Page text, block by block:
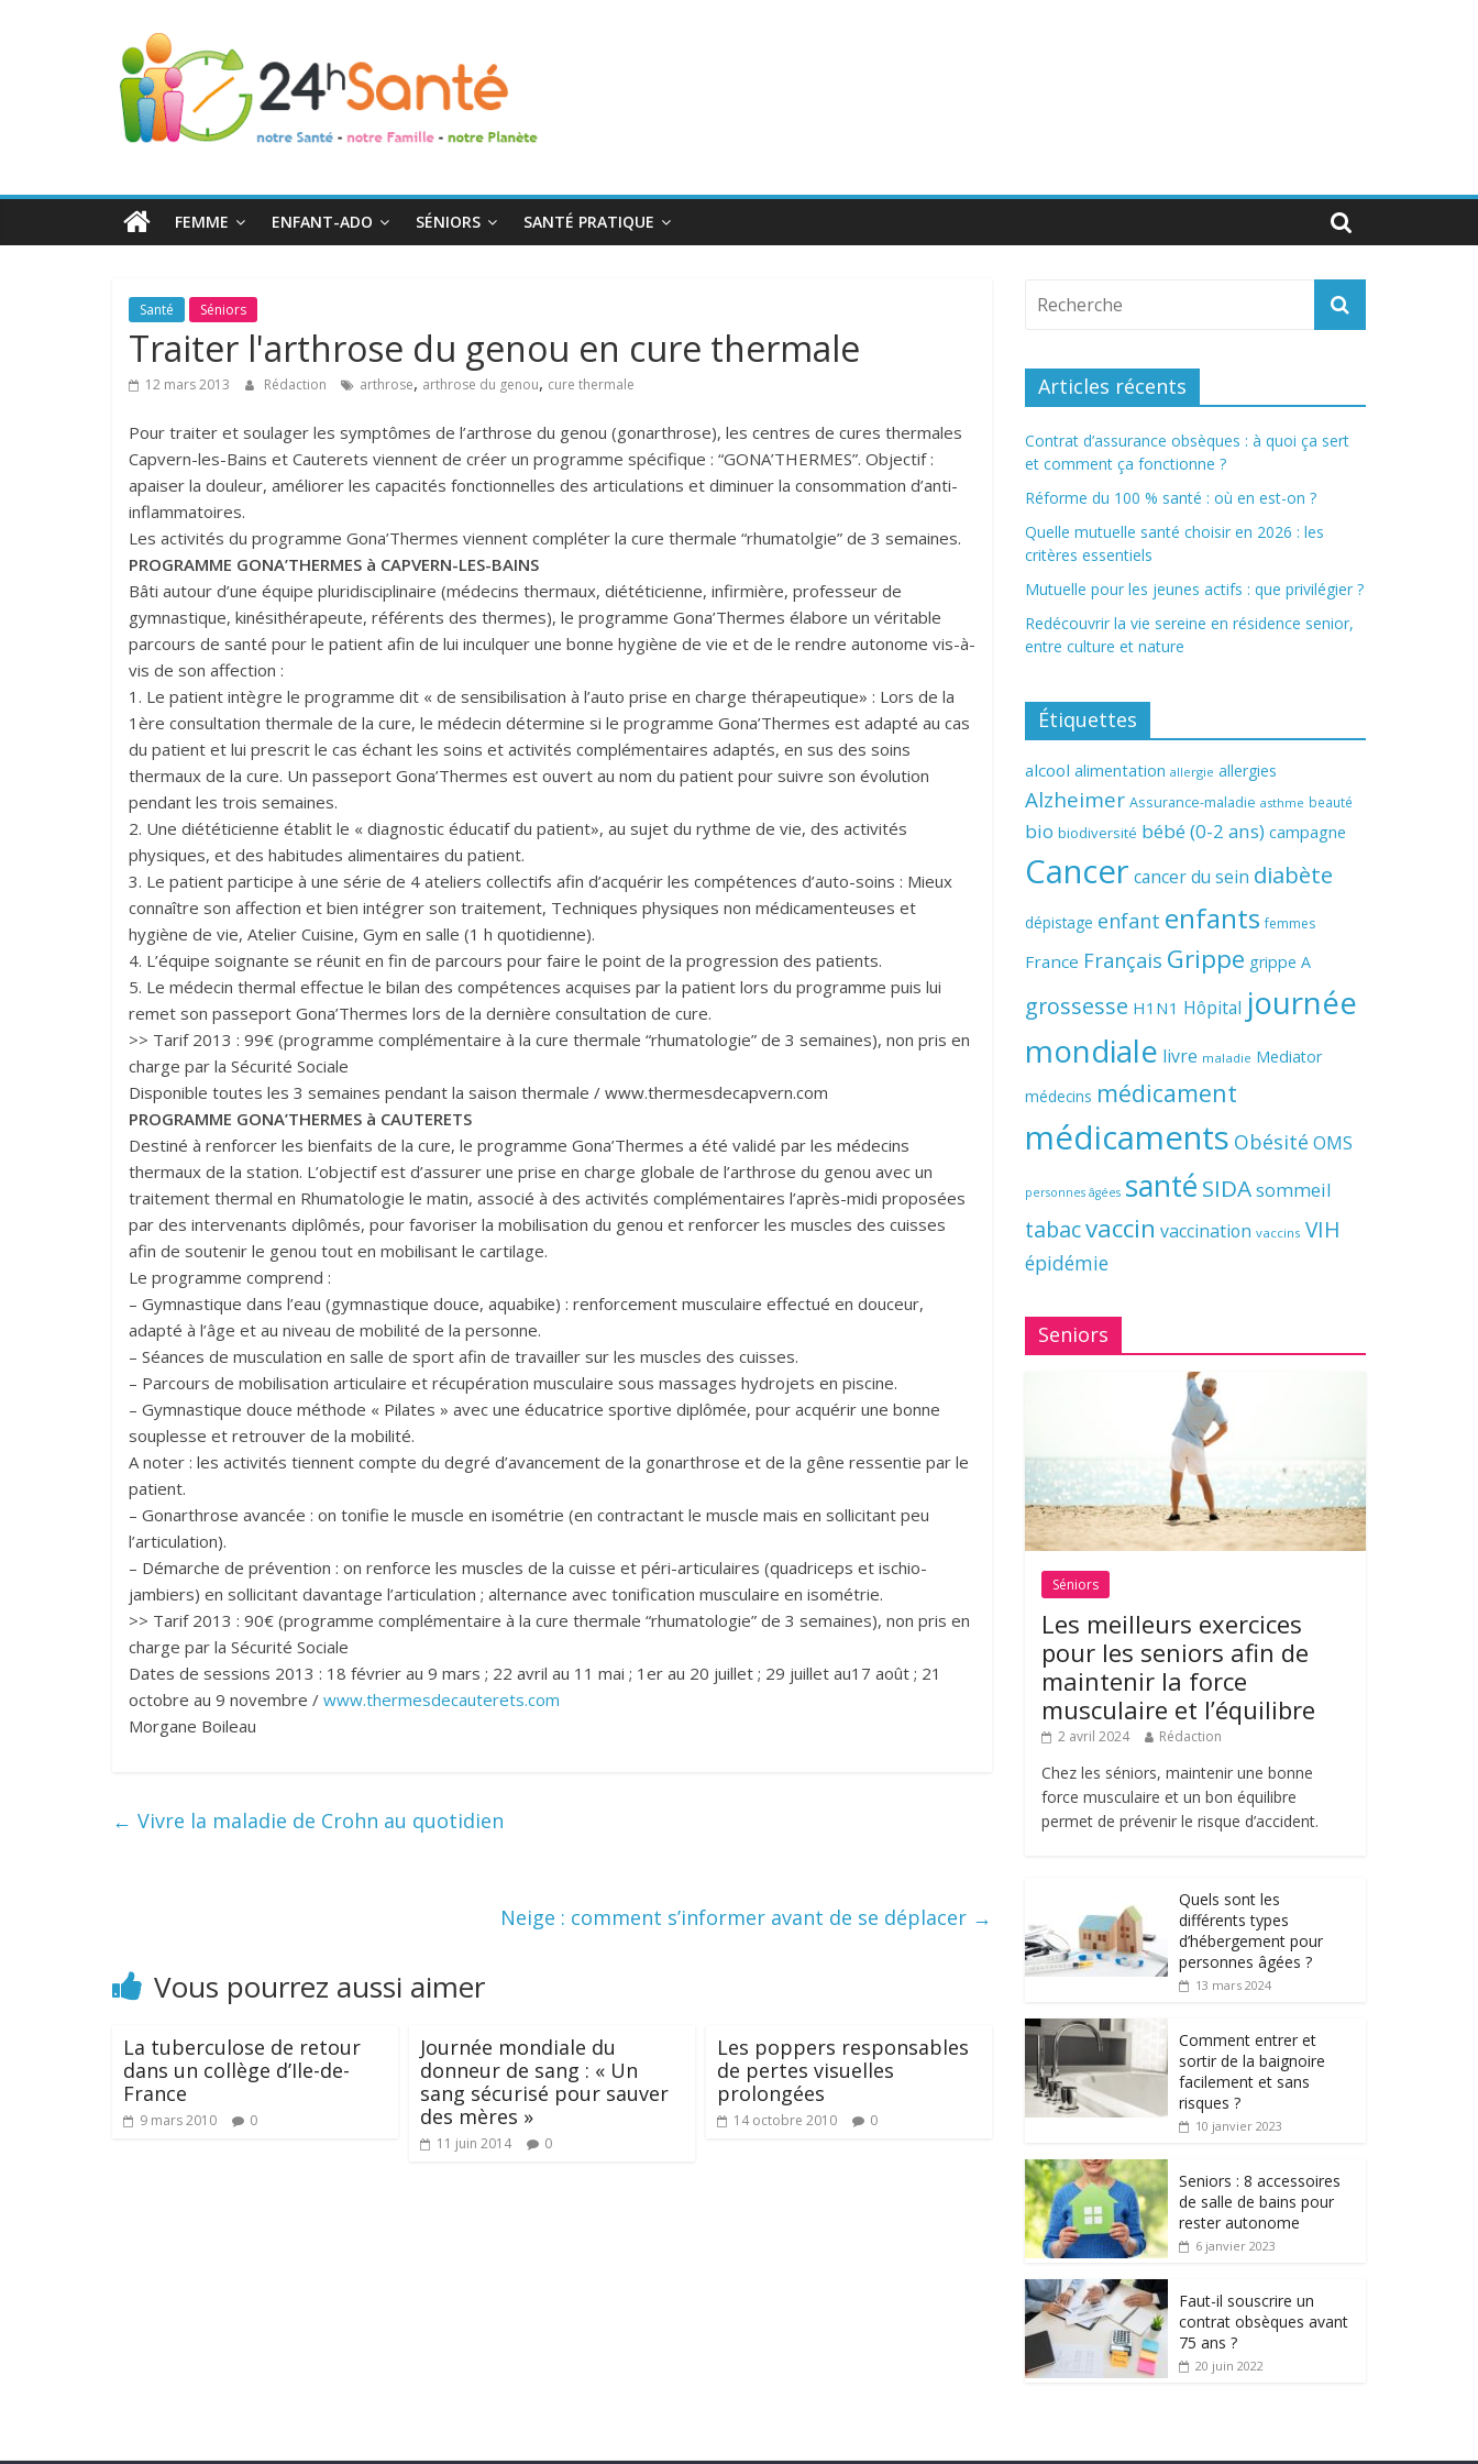
24h
Santé
toute
FEMME ENFANT-ADO SÉNIORS SANTÉ PRATIQUE
Santé Séniors
Traiter l'arthrose du genou en cure thermale
12 mars 2013 Rédaction arthrose, arthrose du genou, cure thermale
Pour traiter et soulager les symptômes de l’arthrose du genou (gonarthrose), les centres de cures thermales
Capvern-les-Bains et Cauterets viennent de créer un programme spécifique : “GONA’THERMES”. Objectif :
apaiser la douleur, améliorer les capacités fonctionnelles des articulations et diminuer la consommation d’anti-
inflammatoires.
Les activités du programme Gona’Thermes viennent compléter la cure thermale “rhumatolgie” de 3 semaines.
PROGRAMME GONA’THERMES à CAPVERN-LES-BAINS
Bâti autour d’une équipe pluridisciplinaire (médecins thermaux, diététicienne, infirmière, professeur de
gymnastique, kinésithérapeute, référents des thermes), le programme Gona’Thermes élabore un véritable
parcours de santé pour le patient afin de lui inculquer une bonne hygiène de vie et de le rendre autonome vis-à-
vis de son affection :
1. Le patient intègre le programme dit « de sensibilisation à l’auto prise en charge thérapeutique» : Lors de la
1ère consultation thermale de la cure, le médecin détermine si le programme Gona’Thermes est adapté au cas
du patient et lui prescrit le cas échant les soins et activités complémentaires adaptés, en sus des soins
thermaux de la cure. Un passeport Gona’Thermes est ouvert au nom du patient pour suivre son évolution
pendant les trois semaines.
2. Une diététicienne établit le « diagnostic éducatif du patient», au sujet du rythme de vie, des activités
physiques, et des habitudes alimentaires du patient.
3. Le patient participe à une série de 4 ateliers collectifs afin d’acquérir les compétences d’auto-soins : Mieux
connaître son affection et bien intégrer son traitement, Techniques physiques non médicamenteuses et
hygiène de vie, Atelier Cuisine, Gym en salle (1 h quotidienne).
4. L’équipe soignante se réunit en fin de parcours pour faire le point de la progression des patients.
5. Le médecin thermal effectue le bilan des compétences acquises par la patient lors du programme puis lui
remet son passeport Gona’Thermes lors de la dernière consultation de cure.
>> Tarif 2013 : 99€ (programme complémentaire à la cure thermale “rhumatologie” de 3 semaines), non pris en
charge par la Sécurité Sociale
Disponible toutes les 3 semaines pendant la saison thermale / www.thermesdecapvern.com
PROGRAMME GONA’THERMES à CAUTERETS
Destiné à renforcer les bienfaits de la cure, le programme Gona’Thermes a été validé par les médecins
thermaux de la station. L’objectif est d’assurer une prise en charge globale de l’arthrose du genou avec un
traitement thermal en Rhumatologie le matin, associé à des activités complémentaires l’après-midi proposées
par des intervenants diplômés, pour favoriser la mobilisation du genou et renforcer les muscles des cuisses
afin de soutenir le genou tout en mobilisant le cartilage.
Le programme comprend :
– Gymnastique dans l’eau (gymnastique douce, aquabike) : renforcement musculaire effectué en douceur,
adapté à l’âge et au niveau de mobilité de la personne.
– Séances de musculation en salle de sport afin de travailler sur les muscles des cuisses.
– Parcours de mobilisation articulaire et récupération musculaire sous massages hydrojets en piscine.
– Gymnastique douce méthode « Pilates » avec une éducatrice sportive diplômée, pour acquérir une bonne
souplesse et retrouver de la mobilité.
A noter : les activités tiennent compte du degré d’avancement de la gonarthrose et de la gêne ressentie par le
patient.
– Gonarthrose avancée : on tonifie le muscle en isométrie (en contractant le muscle mais en sollicitant peu
l’articulation).
– Démarche de prévention : on renforce les muscles de la cuisse et péri-articulaires (quadriceps et ischio-
jambiers) en sollicitant davantage l’articulation ; alternance avec tonification musculaire en isométrie.
>> Tarif 2013 : 90€ (programme complémentaire à la cure thermale “rhumatologie” de 3 semaines), non pris en
charge par la Sécurité Sociale
Dates de sessions 2013 : 18 février au 9 mars ; 22 avril au 11 mai ; 1er au 20 juillet ; 29 juillet au17 août ; 21
octobre au 9 novembre / www.thermesdecauterets.com
Morgane Boileau
← Vivre la maladie de Crohn au quotidien
Neige : comment s’informer avant de se déplacer →
Vous pourrez aussi aimer
La tuberculose de retour
dans un collège d’Ile-de-
France
9 mars 2010 0
Journée mondiale du
donneur de sang : « Un
sang sécurisé pour sauver
des mères »
11 juin 2014 0
Les poppers responsables
de pertes visuelles
prolongées
14 octobre 2010 0
Articles récents
Contrat d’assurance obsèques : à quoi ça sert
et comment ça fonctionne ?
Réforme du 100 % santé : où en est-on ?
Quelle mutuelle santé choisir en 2026 : les
critères essentiels
Mutuelle pour les jeunes actifs : que privilégier ?
Redécouvrir la vie sereine en résidence senior,
entre culture et nature
Étiquettes
alcool alimentation allergie allergies
Alzheimer Assurance-maladie asthme beauté
bio biodiversité bébé (0-2 ans) campagne
Cancer cancer du sein diabète
dépistage enfant enfants femmes
France Français Grippe grippe A
grossesse H1N1 Hôpital journée
mondiale livre maladie Mediator
médecins médicament
médicaments Obésité OMS
personnes âgées santé SIDAsommeil
tabacvaccin vaccination vaccins VIH
épidémie
Seniors
Séniors
Les meilleurs exercices
pour les seniors afin de
maintenir la force
musculaire et l’équilibre
2 avril 2024 Rédaction
Chez les séniors, maintenir une bonne
force musculaire et un bon équilibre
permet de prévenir le risque d’accident.
Quels sont les
différents types
d’hébergement pour
personnes âgées ?
13 mars 2024
Comment entrer et
sortir de la baignoire
facilement et sans
risques ?
10 janvier 2023
Seniors : 8 accessoires
de salle de bains pour
rester autonome
6 janvier 2023
Faut-il souscrire un
contrat obsèques avant
75 ans ?
20 juin 2022